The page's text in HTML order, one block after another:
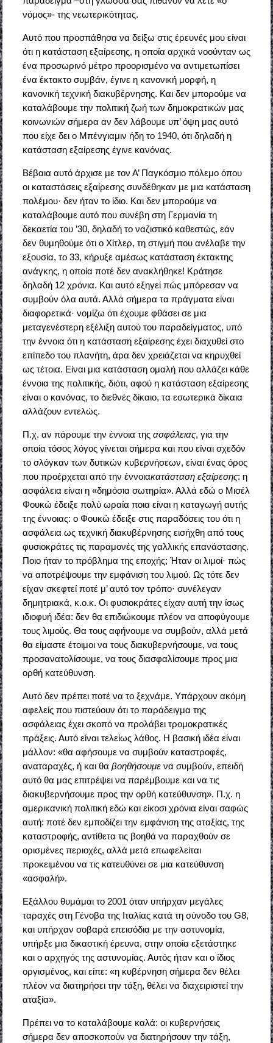
νόμος»- της νεωτερικότητας.
Αυτό που προσπάθησα να δείξω στις έρευνές μου είναι
ότι η κατάσταση εξαίρεσης, η οποία αρχικά νοούνταν ως
ένα προσωρινό μέτρο προορισμένο να αντιμετωπίσει
ένα έκτακτο συμβάν, έγινε η κανονική μορφή, η
κανονική τεχνική διακυβέρνησης. Και δεν μπορούμε να
καταλάβουμε την πολιτική ζωή των δημοκρατικών μας
κοινωνιών σήμερα αν δεν λάβουμε υπ’ όψη μας αυτό
που είχε δει ο Μπένγιαμιν ήδη το 1940, ότι δηλαδή η
κατάσταση εξαίρεσης έγινε κανόνας.
Βέβαια αυτό άρχισε με τον Α’ Παγκόσμιο πόλεμο όπου
οι καταστάσεις εξαίρεσης συνδέθηκαν με μια κατάσταση
πολέμου· δεν ήταν το ίδιο. Και δεν μπορούμε να
καταλάβουμε αυτό που συνέβη στη Γερμανία τη
δεκαετία του ’30, δηλαδή το ναζιστικό καθεστώς, εάν
δεν θυμηθούμε ότι ο Χίτλερ, τη στιγμή που ανέλαβε την
εξουσία, το 33, κήρυξε αμέσως κατάσταση έκτακτης
ανάγκης, η οποία ποτέ δεν ανακλήθηκε! Κράτησε
δηλαδή 12 χρόνια. Και αυτό εξηγεί πώς μπόρεσαν να
συμβούν όλα αυτά. Αλλά σήμερα τα πράγματα είναι
διαφορετικά· νομίζω ότι έχουμε φθάσει σε μια
μεταγενέστερη εξέλιξη αυτού του παραδείγματος, υπό
την έννοια ότι η κατάσταση εξαίρεσης έχει διαχυθεί στο
επίπεδο του πλανήτη, άρα δεν χρειάζεται να κηρυχθεί
ως τέτοια. Είναι μια κατάσταση ομαλή που αλλάζει κάθε
έννοια της πολιτικής, διότι, αφού η κατάσταση εξαίρεσης
είναι ο κανόνας, το διεθνές δίκαιο, τα εσωτερικά δίκαια
αλλάζουν εντελώς.
Π.χ. αν πάρουμε την έννοια της ασφάλειας, για την
οποία τόσος λόγος γίνεται σήμερα και που είναι σχεδόν
το σλόγκαν των δυτικών κυβερνήσεων, είναι ένας όρος
που προέρχεται από την έννοιακατάσταση εξαίρεσης: η
ασφάλεια είναι η «δημόσια σωτηρία». Αλλά εδώ ο Μισέλ
Φουκώ έδειξε πολύ ωραία ποια είναι η καταγωγή αυτής
της έννοιας: ο Φουκώ έδειξε στις παραδόσεις του ότι η
ασφάλεια ως τεχνική διακυβέρνησης εισήχθη από τους
φυσιοκράτες τις παραμονές της γαλλικής επανάστασης.
Ποιο ήταν το πρόβλημα της εποχής; Ήταν οι λιμοί· πώς
να αποτρέψουμε την εμφάνιση του λιμού. Ως τότε δεν
είχαν σκεφτεί ποτέ μ’ αυτό τον τρόπο· συνέλεγαν
δημητριακά, κ.ο.κ. Οι φυσιοκράτες είχαν αυτή την ίσως
ιδιοφυή ιδέα: δεν θα επιδιώκουμε πλέον να αποφύγουμε
τους λιμούς. Θα τους αφήνουμε να συμβούν, αλλά μετά
θα είμαστε έτοιμοι να τους διακυβερνήσουμε, να τους
προσανατολίσουμε, να τους διασφαλίσουμε προς μια
ορθή κατεύθυνση.
Αυτό δεν πρέπει ποτέ να το ξεχνάμε. Υπάρχουν ακόμη
αφελείς που πιστεύουν ότι το παράδειγμα της
ασφάλειας έχει σκοπό να προλάβει τρομοκρατικές
πράξεις. Αυτό είναι τελείως λάθος. Η βασική ιδέα είναι
μάλλον: «θα αφήσουμε να συμβούν καταστροφές,
αναταραχές, ή και θα βοηθήσουμε να συμβούν, επειδή
αυτό θα μας επιτρέψει να παρέμβουμε και να τις
διακυβερνήσουμε προς την ορθή κατεύθυνση». Π.χ. η
αμερικανική πολιτική εδώ και είκοσι χρόνια είναι σαφώς
αυτή: ποτέ δεν εμποδίζει την εμφάνιση της αταξίας, της
καταστροφής, αντίθετα τις βοηθά να παραχθούν σε
ορισμένες περιοχές, αλλά μετά επωφελείται
προκειμένου να τις κατευθύνει σε μια κατεύθυνση
«ασφαλή».
Εξάλλου θυμάμαι το 2001 όταν υπήρχαν μεγάλες
ταραχές στη Γένοβα της Ιταλίας κατά τη σύνοδο του G8,
και υπήρχαν σοβαρά επεισόδια με την αστυνομία,
υπήρξε μια δικαστική έρευνα, στην οποία εξετάστηκε
και ο αρχηγός της αστυνομίας. Αυτός ήταν και ο ίδιος
οργισμένος, και είπε: «η κυβέρνηση σήμερα δεν θέλει
πλέον να διατηρήσει την τάξη, θέλει να διαχειριστεί την
αταξία».
Πρέπει να το καταλάβουμε καλά: οι κυβερνήσεις
σήμερα δεν αποσκοπούν να διατηρήσουν την τάξη,